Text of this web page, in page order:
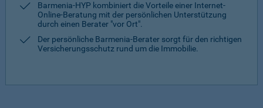
Barmenia-HYP kombiniert die Vorteile einer Internet-
Online-Beratung mit der persönlichen Unterstützung
durch einen Berater "vor Ort".
Der persönliche Barmenia-Berater sorgt für den richtigen
Versicherungsschutz rund um die Immobilie.